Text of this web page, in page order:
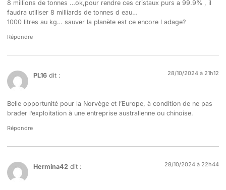
8 millions de tonnes …ok,pour rendre ces cristaux purs a 99.9% , il
faudra utiliser 8 milliards de tonnes d eau…
1000 litres au kg… sauver la planète est ce encore l adage?
Répondre
PL16 dit : 28/10/2024 à 21h12
Belle opportunité pour la Norvège et l’Europe, à condition de ne pas
brader l’exploitation à une entreprise australienne ou chinoise.
Répondre
Hermina42 dit : 28/10/2024 à 22h44